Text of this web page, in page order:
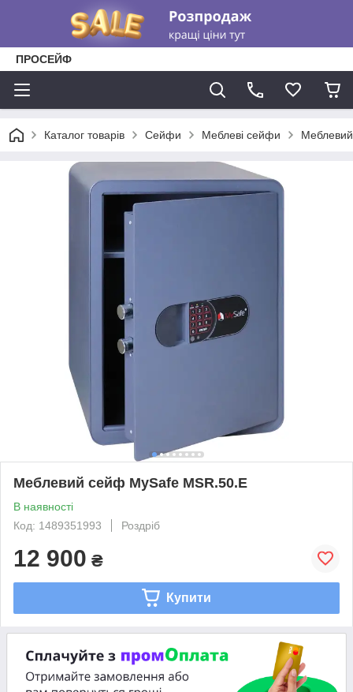
ПРОСЕЙФ
Каталог товарів Сейфи Меблеві сейфи
Меблевий сейф MySafe MSR.50.E
В наявності
Код: 1489351993
Роздріб
12 900 ₴
Купити